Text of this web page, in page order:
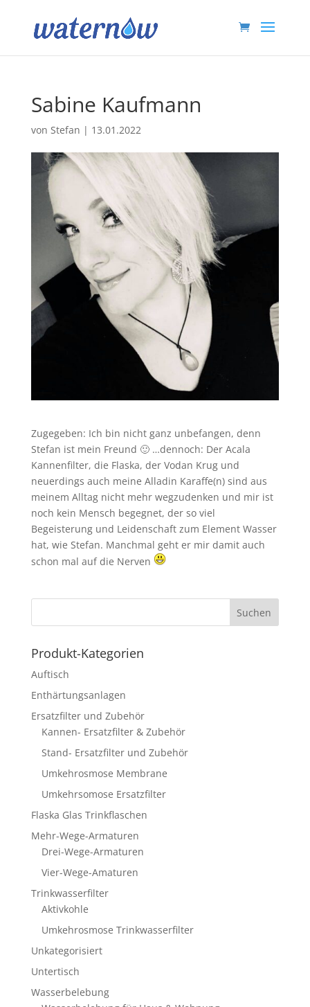
Sabine Kaufmann
von Stefan | 13.01.2022
Zugegeben: Ich bin nicht ganz unbefangen, denn
Stefan ist mein Freund 🙂 …dennoch: Der Acala
Kannenfilter, die Flaska, der Vodan Krug und
neuerdings auch meine Alladin Karaffe(n) sind aus
meinem Alltag nicht mehr wegzudenken und mir ist
noch kein Mensch begegnet, der so viel
Begeisterung und Leidenschaft zum Element Wasser
hat, wie Stefan. Manchmal geht er mir damit auch
schon mal auf die Nerven
Produkt-Kategorien
Auftisch
Enthärtungsanlagen
Ersatzfilter und Zubehör
Kannen- Ersatzfilter & Zubehör
Stand- Ersatzfilter und Zubehör
Umkehrosmose Membrane
Umkehrsomose Ersatzfilter
Flaska Glas Trinkflaschen
Mehr-Wege-Armaturen
Drei-Wege-Armaturen
Vier-Wege-Amaturen
Trinkwasserfilter
Aktivkohle
Umkehrosmose Trinkwasserfilter
Unkategorisiert
Untertisch
Wasserbelebung